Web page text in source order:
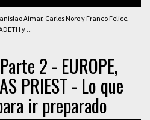
Aimar, Carlos Noro y Franco Felice,
y ...
2 - EUROPE,
PRIEST - Lo que
ir preparado